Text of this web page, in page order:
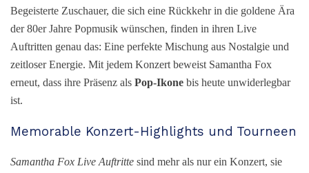
Begeisterte Zuschauer, die sich eine Rückkehr in die goldene Ära
der 80er Jahre Popmusik wünschen, finden in ihren Live
Auftritten genau das: Eine perfekte Mischung aus Nostalgie und
zeitloser Energie. Mit jedem Konzert beweist Samantha Fox
erneut, dass ihre Präsenz als Pop-Ikone bis heute unwiderlegbar
ist.
Memorable Konzert-Highlights und Tourneen
Samantha Fox Live Auftritte sind mehr als nur ein Konzert, sie